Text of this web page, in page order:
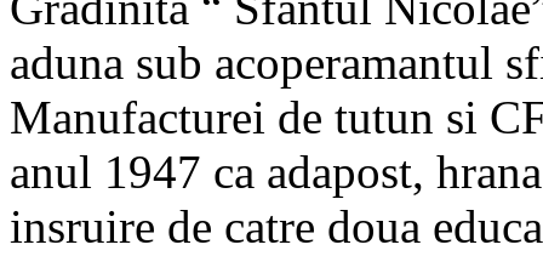
aduna sub acoperamantul
Manufacturei de tutun si
anul 1947 ca adapost,
insruire de catre doua